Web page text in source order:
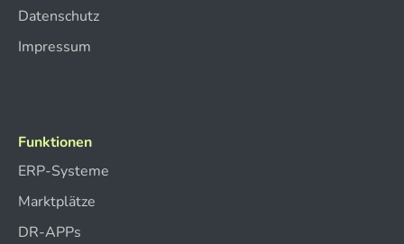
Datenschutz
Impressum
Funktionen
ERP-Systeme
Marktplätze
DR-APPs